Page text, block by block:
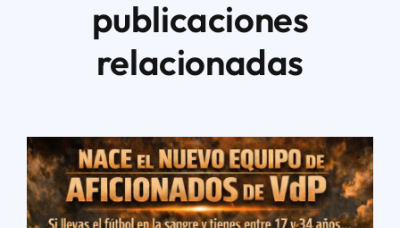
publicaciones
relacionadas